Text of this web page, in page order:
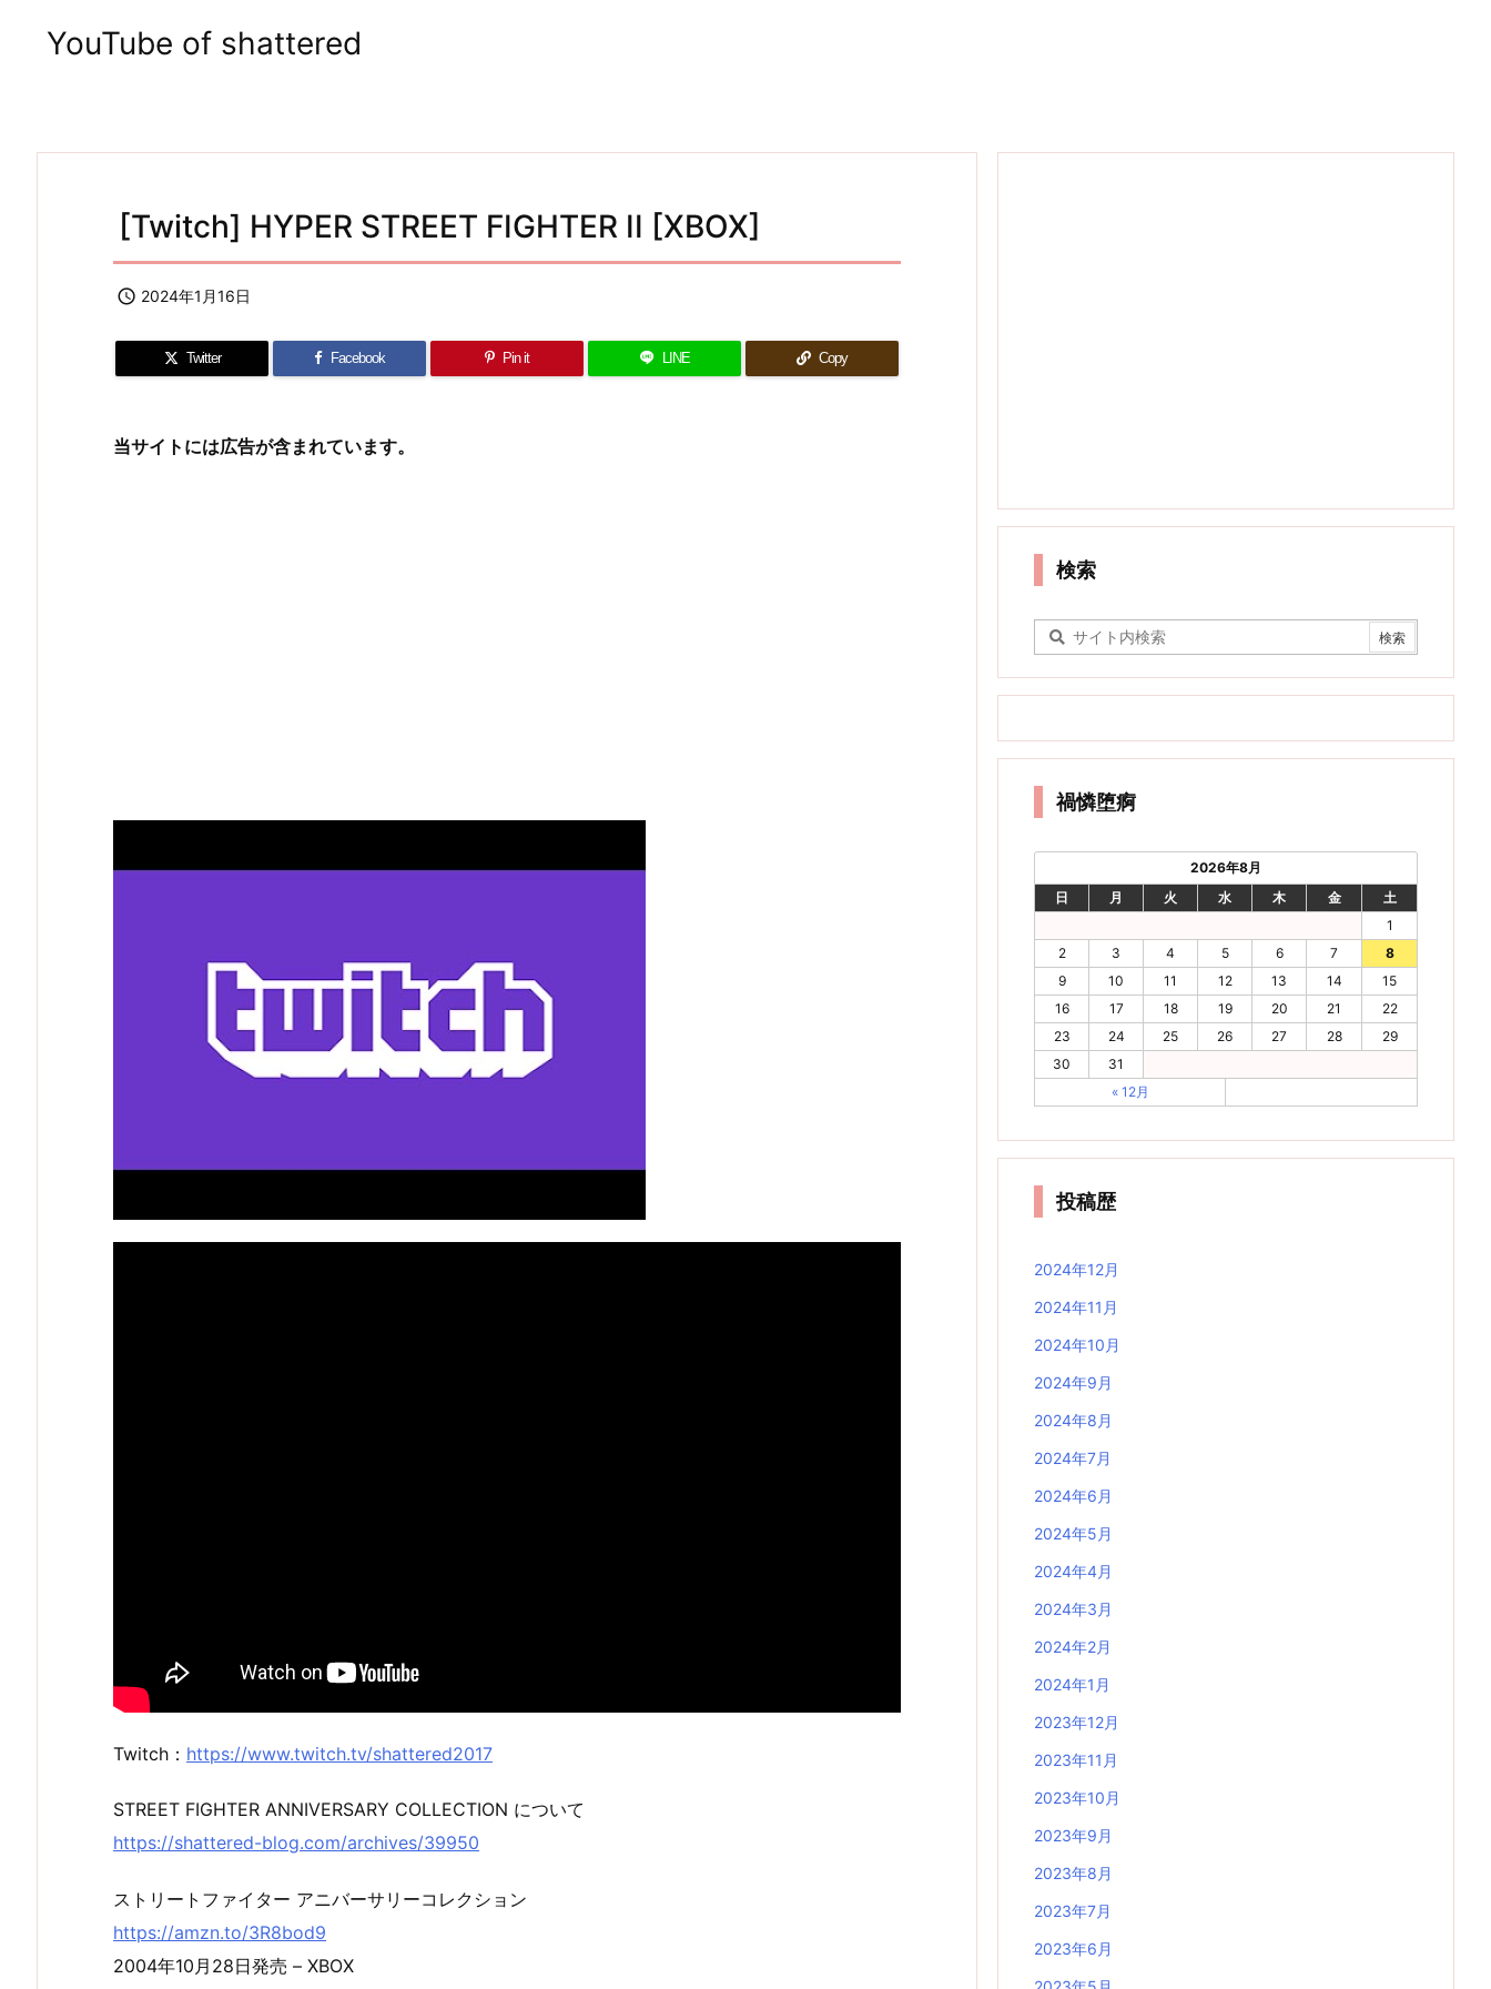
YouTube of shattered
[Twitch] HYPER STREET FIGHTER II [XBOX]
 2024年1月16日
Twitter Facebook Pin it LINE Copy
当サイトには広告が含まれています。
Twitch： https://www.twitch.tv/shattered2017
STREET FIGHTER ANNIVERSARY COLLECTION について
https://shattered-blog.com/archives/39950
ストリートファイター アニバーサリーコレクション
https://amzn.to/3R8bod9
2004年10月28日発売 – XBOX
検索
禍憐堕痾
2026年8月
日
月 火 水 木 金
土
1
2
3 4 5 6 7
8
9
10 11 12 13 14
15
16
17 18 19 20 21
22
23
24 25 26 27 28
29
30
31
« 12月
投稿歴
2024年12月
2024年11月
2024年10月
2024年9月
2024年8月
2024年7月
2024年6月
2024年5月
2024年4月
2024年3月
2024年2月
2024年1月
2023年12月
2023年11月
2023年10月
2023年9月
2023年8月
2023年7月
2023年6月